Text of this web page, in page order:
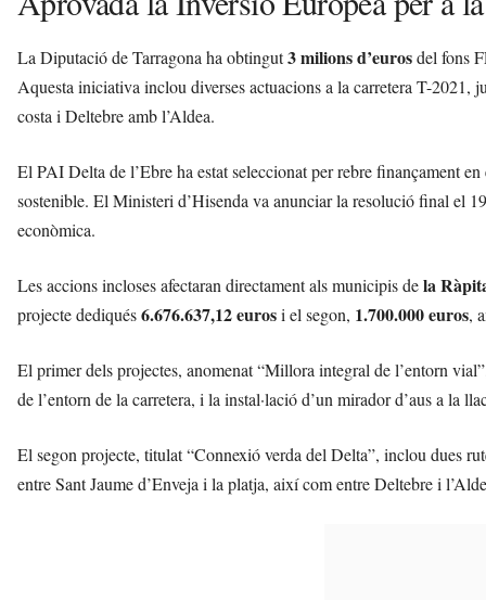
La Diputació de Tarragona ha obtingut3 milions d’eurosdel fons
Aquesta iniciativa inclou diverses actuacions a la carretera T-2021,
costa i Deltebre amb l’Aldea.
El PAI Delta de l’Ebre ha estat seleccionat per rebre finançament
sostenible. El Ministeri d’Hisenda va anunciar la resolució final el
econòmica.
Les accions incloses afectaran directament als municipis dela
projecte dediqués6.676.637,12 eurosi el segon, 1.700.000 euros,
El primer dels projectes, anomenat “Millora integral de l’entorn
de l’entorn de la carretera, i la instal·lació d’un mirador d’aus a la
El segon projecte, titulat “Connexió verda del Delta”, inclou dues
entre Sant Jaume d’Enveja i la platja, així com entre Deltebre i